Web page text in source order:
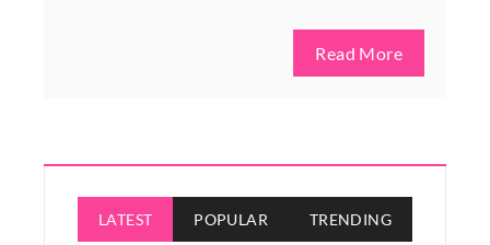
Read More
LATEST POPULAR TRENDING